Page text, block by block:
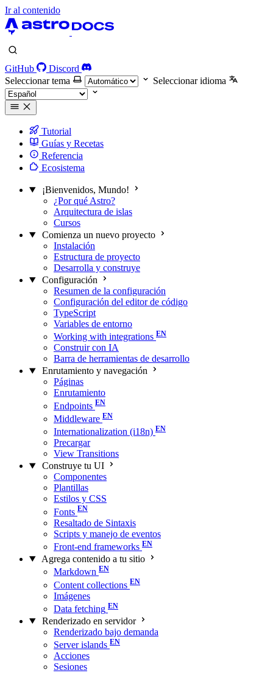
Ir al contenido
GitHub
Discord
Seleccionar tema
Seleccionar idioma
Tutorial
Guías y Recetas
Referencia
Ecosistema
¡Bienvenidos, Mundo!
¿Por qué Astro?
Arquitectura de islas
Cursos
Comienza un nuevo proyecto
Instalación
Estructura de proyecto
Desarrolla y construye
Configuración
Resumen de la configuración
Configuración del editor de código
TypeScript
Variables de entorno
Working with integrations
Construir con IA
Barra de herramientas de desarrollo
Enrutamiento y navegación
Páginas
Enrutamiento
Endpoints
Middleware
Internationalization (i18n)
Precargar
View Transitions
Construye tu UI
Componentes
Plantillas
Estilos y CSS
Fonts
Resaltado de Sintaxis
Scripts y manejo de eventos
Front-end frameworks
Agrega contenido a tu sitio
Markdown
Content collections
Imágenes
Data fetching
Renderizado en servidor
Renderizado bajo demanda
Server islands
Acciones
Sesiones